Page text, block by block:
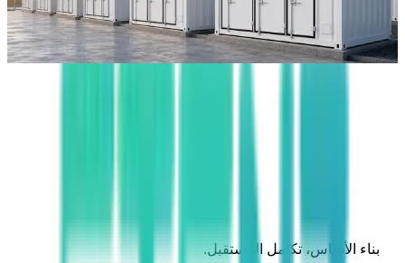
أمريكا الشمالية
اعرف المزيد
بناء الأساس، تكامل المستقبل.